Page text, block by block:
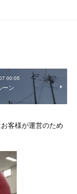
00:05
ーン
客様が運営のため